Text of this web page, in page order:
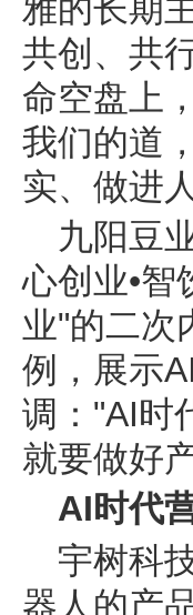
雅的长期
共创、共
命空盘上
我们的道
实、做进
九阳豆
心创业•
业"的二次
例，展示
调："AI时
就要做好
AI时代
宇树科
器人的产